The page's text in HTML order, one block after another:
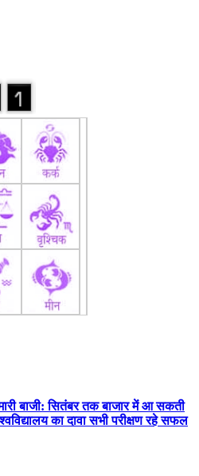
बाजी: सितंबर तक बाजार में आ सकती
का दावा सभी परीक्षण रहे सफल